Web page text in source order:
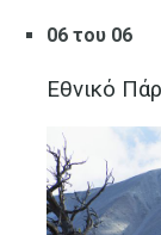
06 του 06
Εθνικό